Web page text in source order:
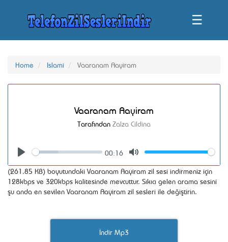
☰
Home Islami Vaaranam Aayiram
Vaaranam Aayiram
Tarafından Zalza Cildina
Seek
00:16
Volume
(261.85 KB) boyutundaki Vaaranam Aayiram zil sesi indirmeniz için
128kbps ve 320kbps kalitesinde mevcuttur. Sıkıcı gelen arama sesini
şu anda en sevilen Vaaranam Aayiram zil sesleri ile değiştirin.
İndir Mp3